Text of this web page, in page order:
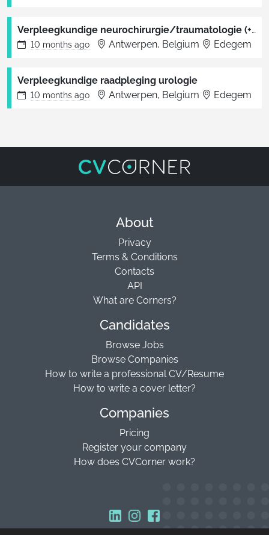
Verpleegkundige neurochirurgie/traumatologie (+ medium care)
10 months ago Antwerpen, Belgium Edegem
Verpleegkundige raadpleging urologie
10 months ago Antwerpen, Belgium Edegem
About
Privacy
Terms & Conditions
Contacts
API
What are Corners?
Candidates
Browse Jobs
Browse Companies
How to write a professional CV/Resume
How to write a cover letter?
Companies
Pricing
Register your company
How does CVCorner work?